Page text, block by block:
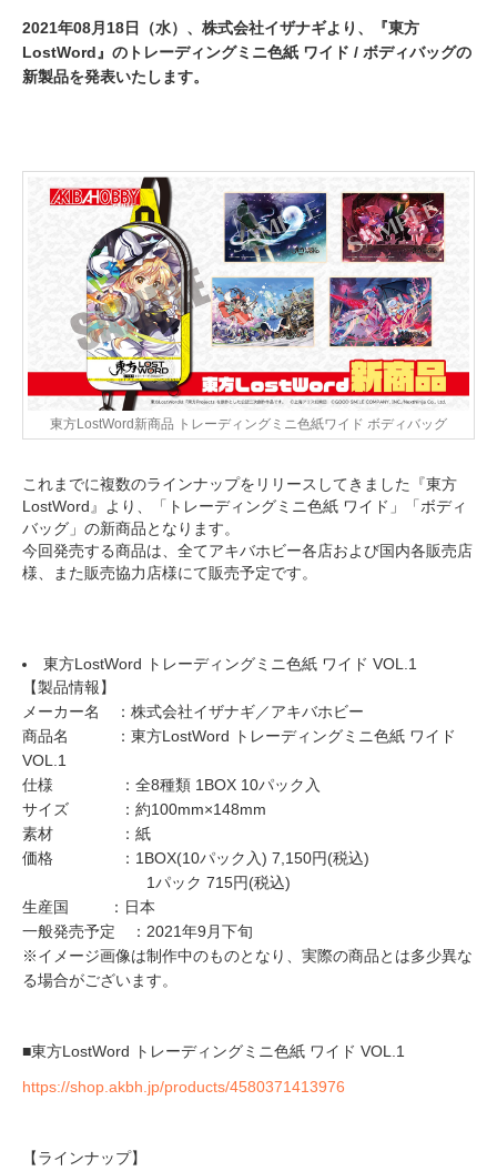
2021年08月18日（水）、株式会社イザナギより、『東方
LostWord』のトレーディングミニ色紙 ワイド / ボディバッグの
新製品を発表いたします。
東方LostWord新商品 トレーディングミニ色紙ワイド ボディバッグ
これまでに複数のラインナップをリリースしてきました『東方
LostWord』より、「トレーディングミニ色紙 ワイド」「ボディ
バッグ」の新商品となります。
今回発売する商品は、全てアキバホビー各店および国内各販売店
様、また販売協力店様にて販売予定です。
東方LostWord トレーディングミニ色紙 ワイド VOL.1
【製品情報】
メーカー名 ：株式会社イザナギ／アキバホビー
商品名 ：東方LostWord トレーディングミニ色紙 ワイド
VOL.1
仕様 ：全8種類 1BOX 10パック入
サイズ ：約100mm×148mm
素材 ：紙
価格 ：1BOX(10パック入) 7,150円(税込)
1パック 715円(税込)
生産国 ：日本
一般発売予定 ：2021年9月下旬
※イメージ画像は制作中のものとなり、実際の商品とは多少異な
る場合がございます。
■東方LostWord トレーディングミニ色紙 ワイド VOL.1
https://shop.akbh.jp/products/4580371413976
【ラインナップ】